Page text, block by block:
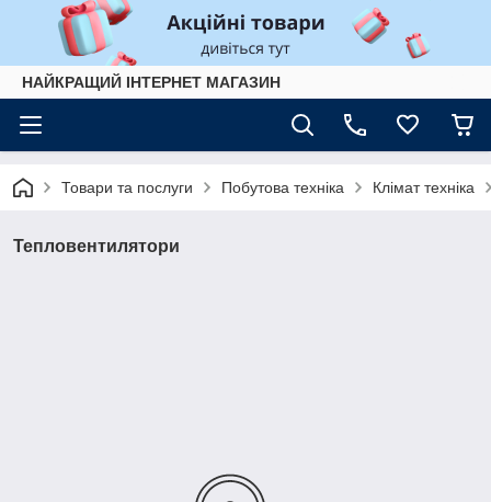
НАЙКРАЩИЙ ІНТЕРНЕТ МАГАЗИН
Товари та послуги Побутова техніка Клімат техніка
Тепловентилятори